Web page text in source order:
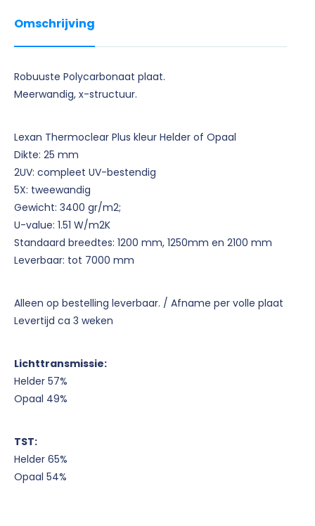
Omschrijving
Robuuste Polycarbonaat plaat.
Meerwandig, x-structuur.
Lexan Thermoclear Plus kleur Helder of Opaal
Dikte: 25 mm
2UV: compleet UV-bestendig
5X: tweewandig
Gewicht: 3400 gr/m2;
U-value: 1.51 W/m2K
Standaard breedtes: 1200 mm, 1250mm en 2100 mm
Leverbaar: tot 7000 mm
Alleen op bestelling leverbaar. / Afname per volle plaat
Levertijd ca 3 weken
Lichttransmissie:
Helder 57%
Opaal 49%
TST:
Helder 65%
Opaal 54%